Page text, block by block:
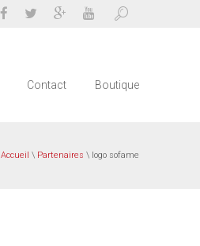
Contact Boutique
Accueil \ Partenaires \ logo sofame